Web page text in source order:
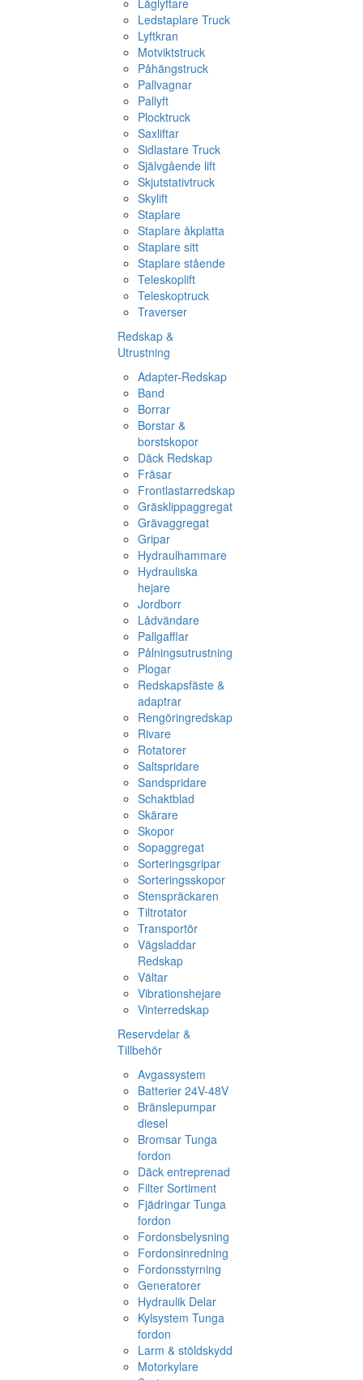
Låglyftare
Ledstaplare Truck
Lyftkran
Motviktstruck
Påhängstruck
Pallvagnar
Pallyft
Plocktruck
Saxliftar
Sidlastare Truck
Självgående lift
Skjutstativtruck
Skylift
Staplare
Staplare åkplatta
Staplare sitt
Staplare stående
Teleskoplift
Teleskoptruck
Traverser
Redskap &
Utrustning
Adapter-Redskap
Band
Borrar
Borstar &
borstskopor
Däck Redskap
Fräsar
Frontlastarredskap
Gräsklippaggregat
Grävaggregat
Gripar
Hydraulhammare
Hydrauliska
hejare
Jordborr
Lådvändare
Pallgafflar
Pålningsutrustning
Plogar
Redskapsfäste &
adaptrar
Rengöringredskap
Rivare
Rotatorer
Saltspridare
Sandspridare
Schaktblad
Skärare
Skopor
Sopaggregat
Sorteringsgripar
Sorteringsskopor
Stenspräckaren
Tiltrotator
Transportör
Vägsladdar
Redskap
Vältar
Vibrationshejare
Vinterredskap
Reservdelar &
Tillbehör
Avgassystem
Batterier 24V-48V
Bränslepumpar
diesel
Bromsar Tunga
fordon
Däck entreprenad
Filter Sortiment
Fjädringar Tunga
fordon
Fordonsbelysning
Fordonsinredning
Fordonsstyrning
Generatorer
Hydraulik Delar
Kylsystem Tunga
fordon
Larm & stöldskydd
Motorkylare